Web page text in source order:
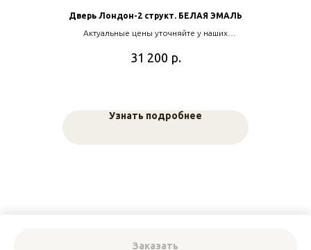
Заказать
Дверь Лондон-2 структ. БЕЛАЯ ЭМАЛЬ
Актуальные цены уточняйте у наших
31 200 р.
Узнать подробнее